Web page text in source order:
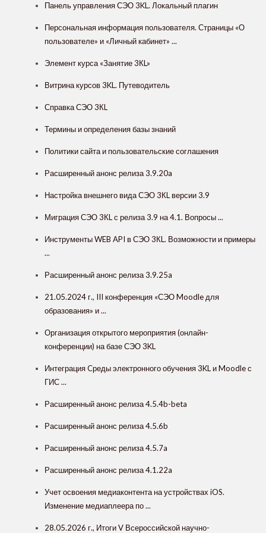
Панель управления СЭО 3KL. Локальный плагин
Персональная информация пользователя. Страницы «О
пользователе» и «Личный кабинет» ...
Элемент курса «Занятие 3КL»
Витрина курсов 3KL. Путеводитель
Справка СЭО 3КL
Термины и определения базы знаний
Политики сайта и пользовательские соглашения
Расширенный анонс релиза 3.9.20a
Настройка внешнего вида СЭО 3КL версии 3.9
Миграция СЭО 3КL с релиза 3.9 на 4.1. Вопросы ...
Инструменты WEB API в СЭО 3КL. Возможности и примеры
...
Расширенный анонс релиза 3.9.25a
21.05.2024 г., III конференция «СЭО Moodle для
образования» и ...
Организация открытого мероприятия (онлайн-
конференции) на базе СЭО 3KL
Интеграция Cреды электронного обучения 3KL и Moodle с
ГИС ...
Расширенный анонс релиза 4.5.4b-beta
Расширенный анонс релиза 4.5.6b
Расширенный анонс релиза 4.5.7a
Расширенный анонс релиза 4.1.22a
Учет освоения медиаконтента на устройствах iOS.
Изменение медиаплеера по ...
28.05.2026 г., Итоги V Всероссийской научно-